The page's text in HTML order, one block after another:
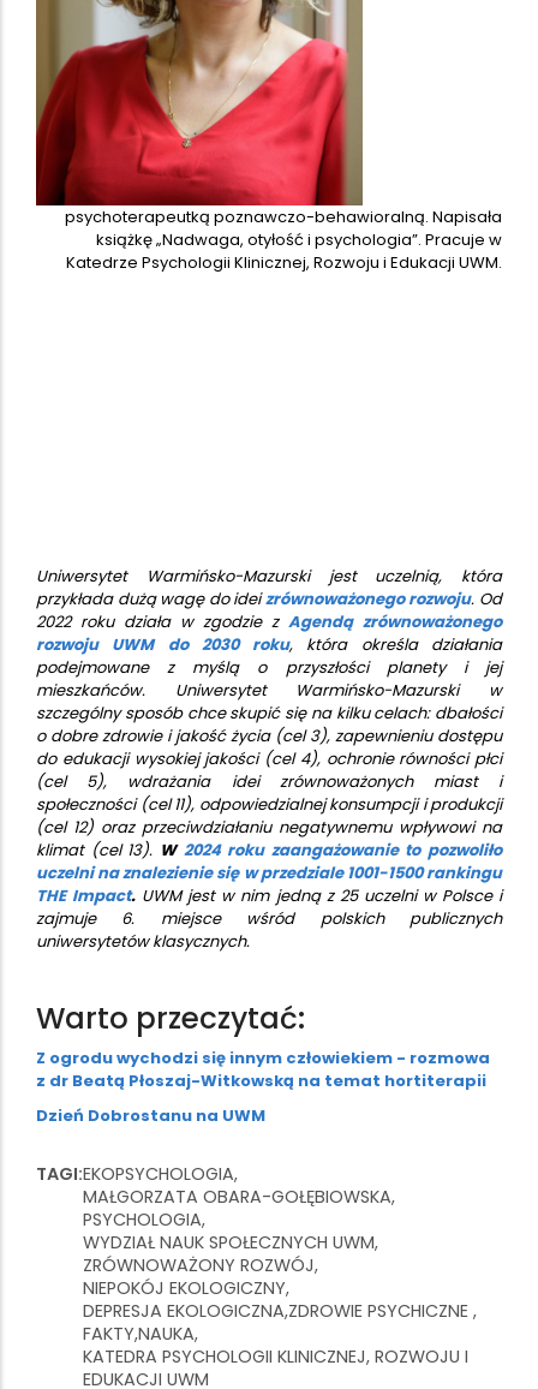
psychoterapeutką poznawczo-behawioralną. Napisała
książkę „Nadwaga, otyłość i psychologia”. Pracuje w
Katedrze Psychologii Klinicznej, Rozwoju i Edukacji UWM.
Uniwersytet Warmińsko-Mazurski jest uczelnią, która
przykłada dużą wagę do ideizrównoważonego rozwoju. Od
2022 roku działa w zgodzie z Agendą zrównoważonego
rozwoju UWM do 2030 roku, która określa działania
podejmowane z myślą o przyszłości planety i jej
mieszkańców. Uniwersytet Warmińsko-Mazurski w
szczególny sposób chce skupić się na kilku celach: dbałości
o dobre zdrowie i jakość życia (cel 3), zapewnieniu dostępu
do edukacji wysokiej jakości (cel 4), ochronie równości płci
(cel 5), wdrażania idei zrównoważonych miast i
społeczności (cel 11), odpowiedzialnej konsumpcji i produkcji
(cel 12) oraz przeciwdziałaniu negatywnemu wpływowi na
klimat (cel 13). W2024 roku zaangażowanie to pozwoliło
uczelni na znalezienie się w przedziale 1001-1500 rankingu
THE Impact. UWM jest w nim jedną z 25 uczelni w Polsce i
zajmuje 6. miejsce wśród polskich publicznych
uniwersytetów klasycznych.
Warto przeczytać:
Z ogrodu wychodzi się innym człowiekiem - rozmowa
z dr Beatą Płoszaj-Witkowską na temat hortiterapii
Dzień Dobrostanu na UWM
TAGI EKOPSYCHOLOGIA
MAŁGORZATA OBARA-GOŁĘBIOWSKA
PSYCHOLOGIA
WYDZIAŁ NAUK SPOŁECZNYCH UWM
ZRÓWNOWAŻONY ROZWÓJ
NIEPOKÓJ EKOLOGICZNY
DEPRESJA EKOLOGICZNA ZDROWIE PSYCHICZNE
FAKTY NAUKA
KATEDRA PSYCHOLOGII KLINICZNEJ, ROZWOJU I
EDUKACJI UWM